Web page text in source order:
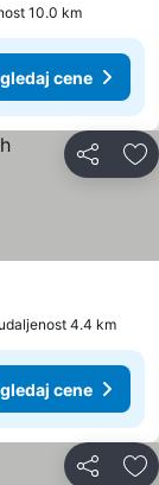
10.0 km
cene
Deli
4.4 km
cene
Deli